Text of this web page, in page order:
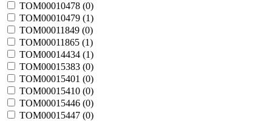
TOM00010478 (0)
TOM00010479 (1)
TOM00011849 (0)
TOM00011865 (1)
TOM00014434 (1)
TOM00015383 (0)
TOM00015401 (0)
TOM00015410 (0)
TOM00015446 (0)
TOM00015447 (0)